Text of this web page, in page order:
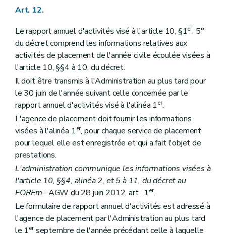
Art. 12.
Le rapport annuel d'activités visé à l'article 10, §1er, 5°
du décret comprend les informations relatives aux
activités de placement de l'année civile écoulée visées à
l'article 10, §§4 à 10, du décret.
Il doit être transmis à l'Administration au plus tard pour
le 30 juin de l'année suivant celle concernée par le
rapport annuel d'activités visé à l'alinéa 1er.
L'agence de placement doit fournir les informations
visées à l'alinéa 1er, pour chaque service de placement
pour lequel elle est enregistrée et qui a fait l'objet de
prestations.
L'administration communique les informations visées à
l'article 10, §§4, alinéa 2, et 5 à 11, du décret au
FOREm– AGW du 28 juin 2012, art. 1er.
Le formulaire de rapport annuel d'activités est adressé à
l'agence de placement par l'Administration au plus tard
le 1erseptembre de l'année précédant celle à laquelle